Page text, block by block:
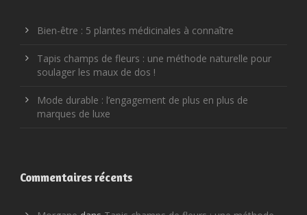
Bien-être : 5 plantes médicinales à connaître
Tapis champs de fleurs : une méthode naturelle pour
soulager les maux de dos !
Mode durable : l’engagement de plus en plus de
marques de luxe
Commentaires récents